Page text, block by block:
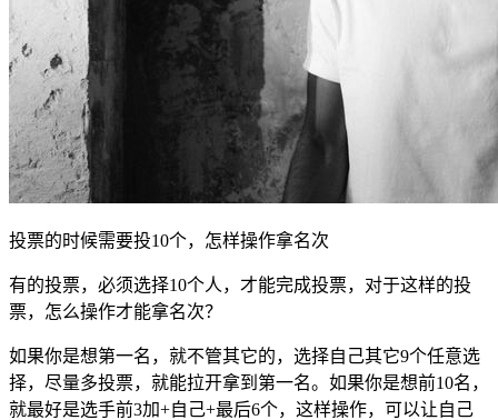
投票的时候需要投10个，怎样操作拿名次
有的投票，必须选择10个人，才能完成投票，对于这样的投
票，怎么操作才能拿名次？
如果你是想第一名，就不管其它的，选择自己其它9个任意选
择，尽量多投票，就能拉开拿到第一名。如果你是想前10名，
就最好是选手前3加+自己+最后6个，这样操作，可以让自己